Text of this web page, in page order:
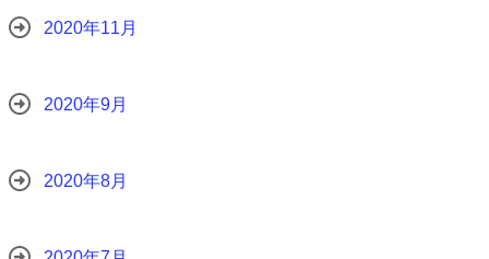
2020年11月
2020年9月
2020年8月